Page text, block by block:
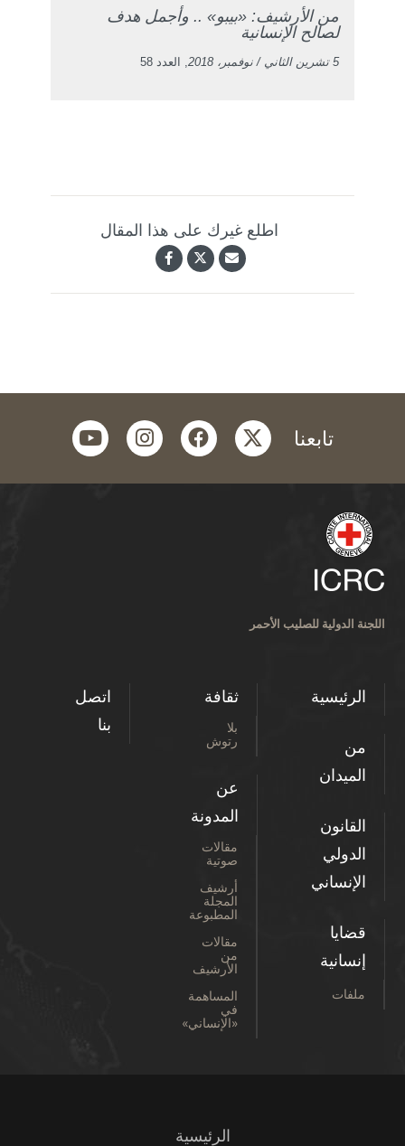
من الأرشيف: «بيبو» .. وأجمل هدف
لصالح الإنسانية
5 تشرين الثاني / نوفمبر، 2018 , العدد 58
اطلع غيرك على هذا المقال
تابعنا twitter
facebook
instagram
youtube
اللجنة الدولية للصليب الأحمر
الرئيسية
من
الميدان
القانون
الدولي
الإنساني
قضايا
إنسانية
ملفات
ثقافة
بلا
رتوش
عن
المدونة
مقالات
صوتية
أرشيف
المجلة
المطبوعة
مقالات
من
الأرشيف
المساهمة
في
«الإنساني»
اتصل
بنا
الرئيسية